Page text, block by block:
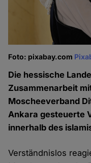
Foto: pixabay.com
Die hessische
Zusammenarbeit
Moscheeverband
Ankara gesteuerte
innerhalb des
Verständnislos